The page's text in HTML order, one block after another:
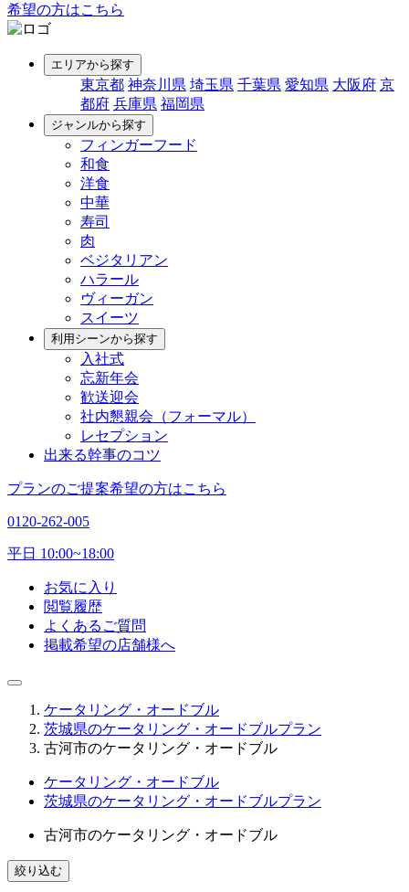
希望の方はこちら
エリアから探す
東京都 神奈川県 埼玉県 千葉県 愛知県 大阪府 京
都府 兵庫県 福岡県
ジャンルから探す
フィンガーフード
和食
洋食
中華
寿司
肉
ベジタリアン
ハラール
ヴィーガン
スイーツ
利用シーンから探す
入社式
忘新年会
歓送迎会
社内懇親会（フォーマル）
レセプション
出来る幹事のコツ
プランのご提案希望の方はこちら
0120-262-005
平日 10:00~18:00
お気に入り
閲覧履歴
よくあるご質問
掲載希望の店舗様へ
ケータリング・オードブル
茨城県のケータリング・オードブルプラン
古河市のケータリング・オードブル
ケータリング・オードブル
茨城県のケータリング・オードブルプラン
古河市のケータリング・オードブル
絞り込む